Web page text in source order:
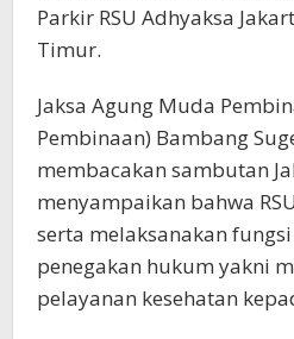
Parkir RSU Adhyaksa
Timur.
Jaksa Agung Muda
Pembinaan) Bambang
membacakan sambutan
menyampaikan bahwa
serta melaksanakan
penegakan hukum yakni
pelayanan kesehatan